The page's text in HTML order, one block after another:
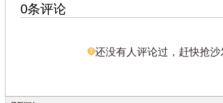
0条评论
还没有人评论过，赶快抢沙